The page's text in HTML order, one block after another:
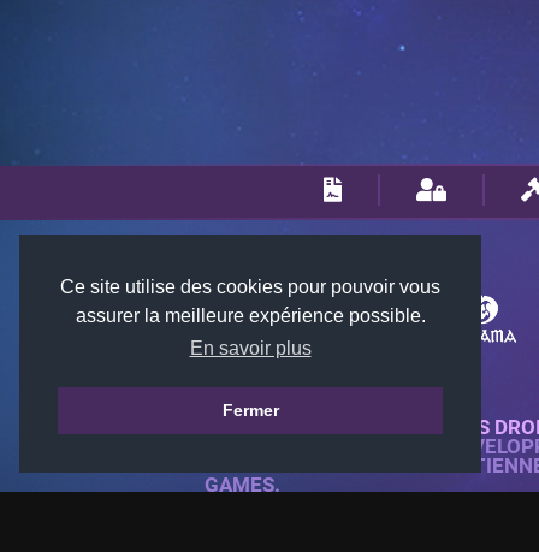
Ce site utilise des cookies pour pouvoir vous
assurer la meilleure expérience possible.
En savoir plus
Fermer
© 2018-2026 KTARENA. TOUS
SITE WEB ENTIÈREMENT
TOUTES LES IMAGES
GAMES.